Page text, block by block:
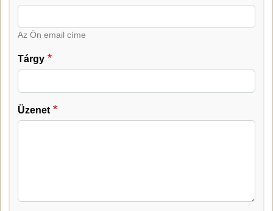
Az Ön email címe
Tárgy
Üzenet